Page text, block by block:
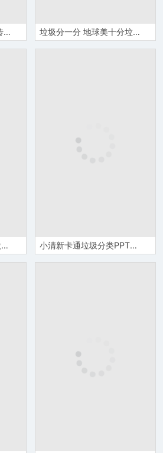
垃圾分类 我先行绿色宣传环保主题课件PPT模板 垃圾分一分 地球美十分垃圾分类主题PPT模板
爱护环境垃圾分类从我做起PPT模板 小清新卡通垃圾分类PPT课件模板